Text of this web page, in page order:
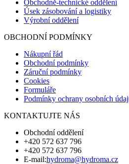
Obchodně-technické oddělení
Úsek zásobování a logistiky
Výrobní oddělení
OBCHODNÍ PODMÍNKY
Nákupní řád
Obchodní podmínky
Záruční podmínky
Cookies
Formuláře
Podmínky ochrany osobních
KONTAKTUJTE NÁS
Obchodní oddělení
+420 572 637 796
+420 572 637 796
E-mail:hydroma@hydroma.cz